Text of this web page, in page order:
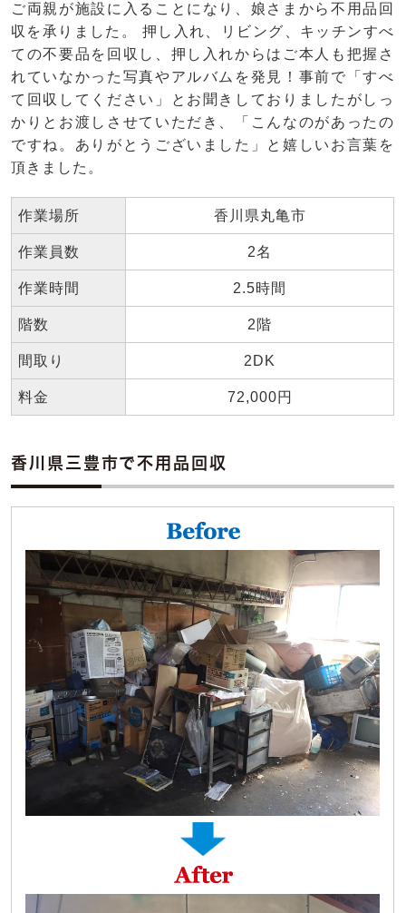
ご両親が施設に入ることになり、娘さまから不用品回
収を承りました。 押し入れ、リビング、キッチンすべ
ての不要品を回収し、押し入れからはご本人も把握さ
れていなかった写真やアルバムを発見！事前で「すべ
て回収してください」とお聞きしておりましたがしっ
かりとお渡しさせていただき、「こんなのがあったの
ですね。ありがとうございました」と嬉しいお言葉を
頂きました。
作業場所 香川県丸亀市
作業員数 2名
作業時間 2.5時間
階数 2階
間取り 2DK
料金 72,000円
香川県三豊市で不用品回収